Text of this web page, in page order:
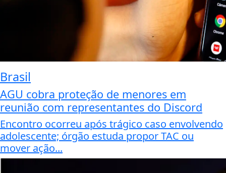
Brasil
AGU cobra proteção de menores em
reunião com representantes do Discord
Encontro ocorreu após trágico caso envolvendo
adolescente; órgão estuda propor TAC ou
mover ação...